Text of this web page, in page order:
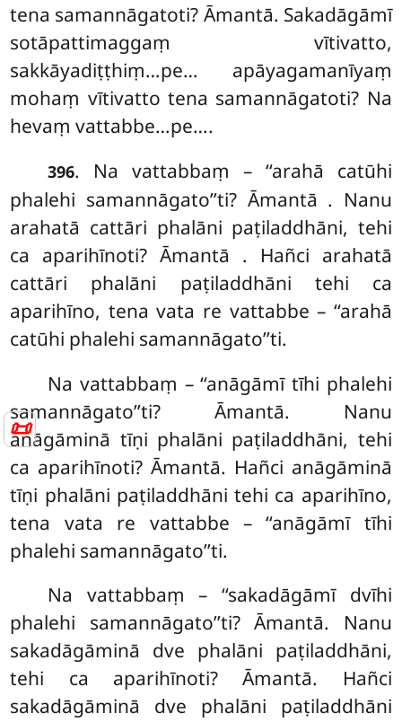
📜
tena samannāgatoti? Āmantā. Sakadāgāmī
sotāpattimaggaṃ vītivatto,
sakkāyadiṭṭhiṃ…pe… apāyagamanīyaṃ
mohaṃ vītivatto tena samannāgatoti? Na
hevaṃ vattabbe…pe….
396. Na vattabbaṃ – ‘‘arahā catūhi
phalehi samannāgato’’ti? Āmantā . Nanu
arahatā cattāri phalāni paṭiladdhāni, tehi
ca aparihīnoti? Āmantā . Hañci arahatā
cattāri phalāni paṭiladdhāni tehi ca
aparihīno, tena vata re vattabbe – ‘‘arahā
catūhi phalehi samannāgato’’ti.
Na vattabbaṃ – ‘‘anāgāmī tīhi phalehi
samannāgato’’ti? Āmantā. Nanu
anāgāminā tīṇi phalāni paṭiladdhāni, tehi
ca aparihīnoti? Āmantā. Hañci anāgāminā
tīṇi phalāni paṭiladdhāni tehi ca aparihīno,
tena vata re vattabbe – ‘‘anāgāmī tīhi
phalehi samannāgato’’ti.
Na vattabbaṃ – ‘‘sakadāgāmī dvīhi
phalehi samannāgato’’ti? Āmantā. Nanu
sakadāgāminā dve phalāni paṭiladdhāni,
tehi ca aparihīnoti? Āmantā. Hañci
sakadāgāminā dve phalāni paṭiladdhāni